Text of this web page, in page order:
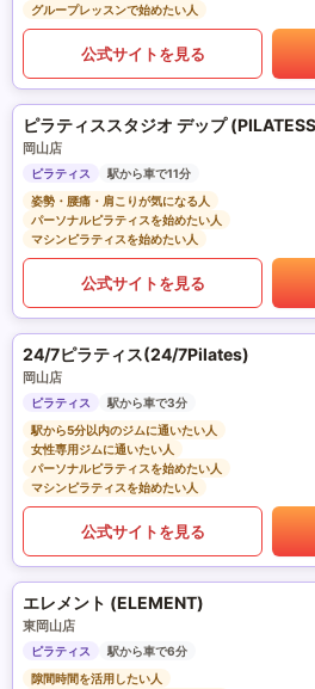
グループレッスンで始めたい人
公式サイトを見る
岡山店
ピラティス
駅から車で11分
姿勢・腰痛・肩こりが気になる人
パーソナルピラティスを始めたい人
マシンピラティスを始めたい人
公式サイトを見る
24/7ピラティス(24/7Pilates)
岡山店
ピラティス
駅から車で3分
駅から5分以内のジムに通いたい人
女性専用ジムに通いたい人
パーソナルピラティスを始めたい人
マシンピラティスを始めたい人
公式サイトを見る
エレメント (ELEMENT)
東岡山店
ピラティス
駅から車で6分
隙間時間を活用したい人